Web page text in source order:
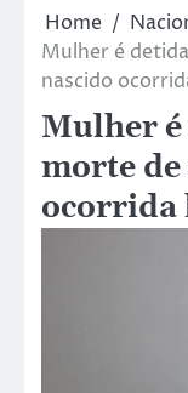
Home
Mulher é
nascido
Mulher é
morte
ocorrida